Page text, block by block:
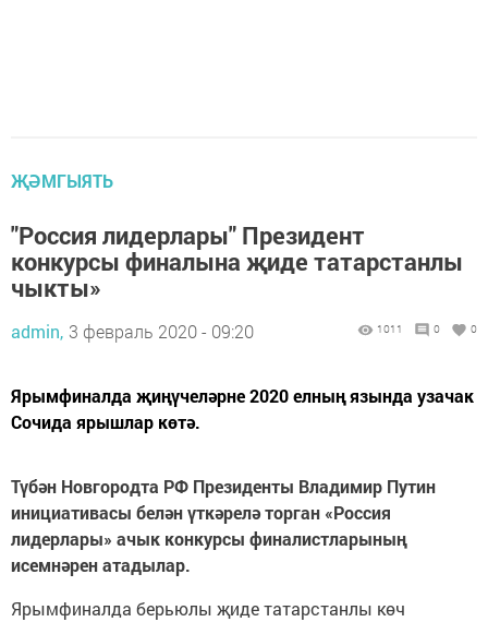
ҖӘМГЫЯТЬ
"Россия лидерлары" Президент
конкурсы финалына җиде татарстанлы
чыкты»
admin, 3 февраль 2020 - 09:20 1011 0 0
Ярымфиналда җиңүчеләрне 2020 елның язында узачак
Сочида ярышлар көтә.
Түбән Новгородта РФ Президенты Владимир Путин
инициативасы белән үткәрелә торган «Россия
лидерлары» ачык конкурсы финалистларының
исемнәрен атадылар.
Ярымфиналда берьюлы җиде татарстанлы көч